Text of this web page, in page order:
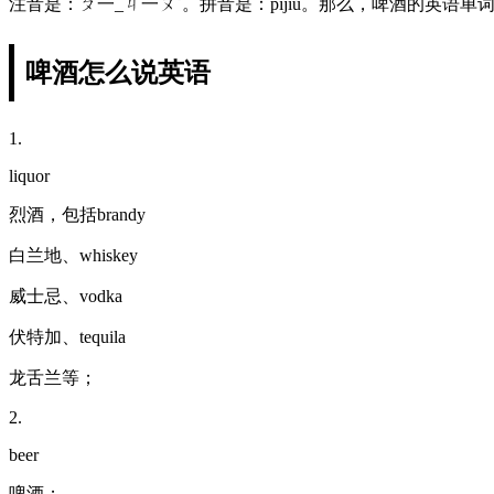
啤酒怎么说英语
1.
liquor
烈酒，包括brandy
白兰地、whiskey
威士忌、vodka
伏特加、tequila
龙舌兰等；
2.
beer